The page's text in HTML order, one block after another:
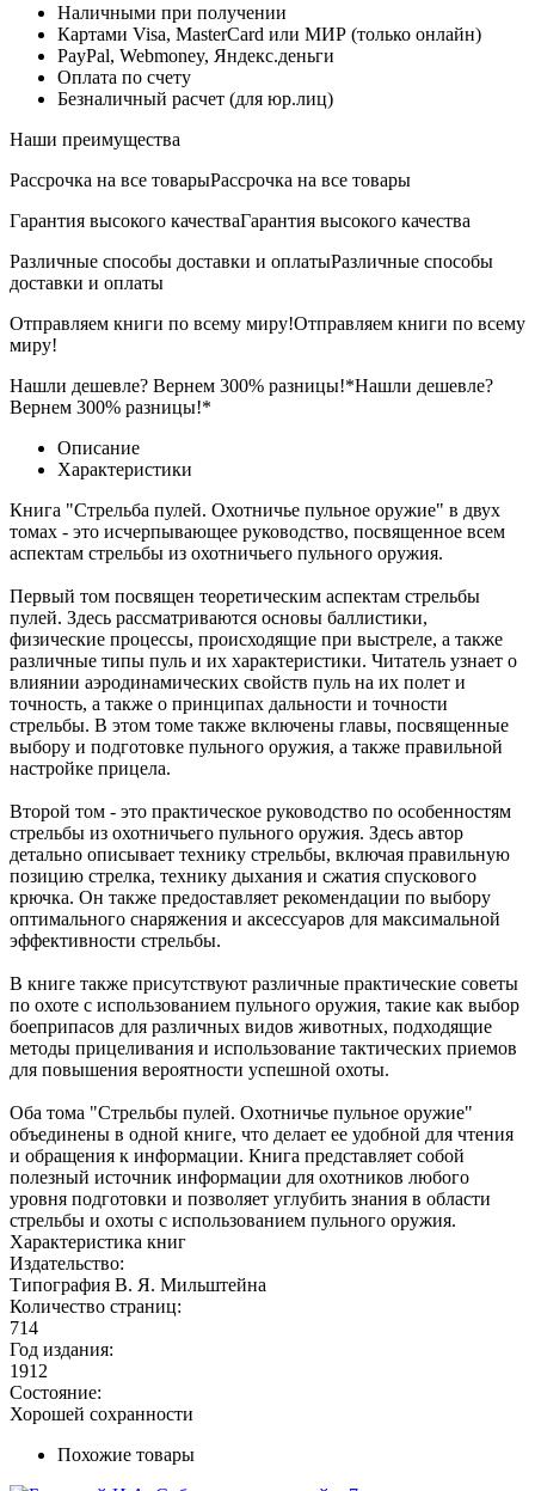
Наличными при получении
Картами Visa, MasterCard или МИР (только онлайн)
PayPal, Webmoney, Яндекс.деньги
Оплата по счету
Безналичный расчет (для юр.лиц)
Наши преимущества
Рассрочка на все товарыРассрочка на все товары
Гарантия высокого качестваГарантия высокого качества
Различные способы доставки и оплатыРазличные способы
доставки и оплаты
Отправляем книги по всему миру!Отправляем книги по всему
миру!
Нашли дешевле? Вернем 300% разницы!*Нашли дешевле?
Вернем 300% разницы!*
Описание
Характеристики
Книга "Стрельба пулей. Охотничье пульное оружие" в двух
томах - это исчерпывающее руководство, посвященное всем
аспектам стрельбы из охотничьего пульного оружия.
Первый том посвящен теоретическим аспектам стрельбы
пулей. Здесь рассматриваются основы баллистики,
физические процессы, происходящие при выстреле, а также
различные типы пуль и их характеристики. Читатель узнает о
влиянии аэродинамических свойств пуль на их полет и
точность, а также о принципах дальности и точности
стрельбы. В этом томе также включены главы, посвященные
выбору и подготовке пульного оружия, а также правильной
настройке прицела.
Второй том - это практическое руководство по особенностям
стрельбы из охотничьего пульного оружия. Здесь автор
детально описывает технику стрельбы, включая правильную
позицию стрелка, технику дыхания и сжатия спускового
крючка. Он также предоставляет рекомендации по выбору
оптимального снаряжения и аксессуаров для максимальной
эффективности стрельбы.
В книге также присутствуют различные практические советы
по охоте с использованием пульного оружия, такие как выбор
боеприпасов для различных видов животных, подходящие
методы прицеливания и использование тактических приемов
для повышения вероятности успешной охоты.
Оба тома "Стрельбы пулей. Охотничье пульное оружие"
объединены в одной книге, что делает ее удобной для чтения
и обращения к информации. Книга представляет собой
полезный источник информации для охотников любого
уровня подготовки и позволяет углубить знания в области
стрельбы и охоты с использованием пульного оружия.
Характеристика книг
Издательство:
Типография В. Я. Мильштейна
Количество страниц:
714
Год издания:
1912
Состояние:
Хорошей сохранности
Похожие товары